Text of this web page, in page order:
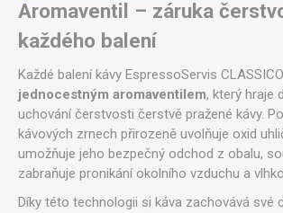
Aromaventil – záruka
každého balení
Každé balení kávy EspressoServis
jednocestným aromaventilem, který hraje
uchování čerstvosti čerstvě pražené kávy.
kávových zrnech přirozeně uvolňuje oxid
umožňuje jeho bezpečný odchod z obalu,
zabraňuje pronikání okolního vzduchu a
Díky této technologii si káva zachovává své